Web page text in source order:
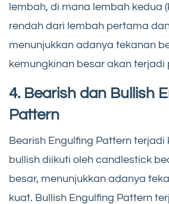
lembah, di mana lembah kedua
rendah dari lembah pertama
menunjukkan adanya tekanan
kemungkinan besar akan terjadi
4. Bearish dan Bullish
Pattern
Bearish Engulfing Pattern
bullish diikuti oleh candlestick
besar, menunjukkan adanya
kuat. Bullish Engulfing Pattern